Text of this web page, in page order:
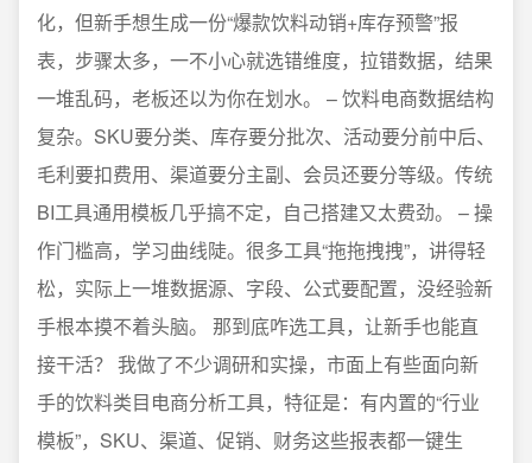
化，但新手想生成一份“爆款饮料动销+库存预警”报
表，步骤太多，一不小心就选错维度，拉错数据，结果
一堆乱码，老板还以为你在划水。 – 饮料电商数据结构
复杂。SKU要分类、库存要分批次、活动要分前中后、
毛利要扣费用、渠道要分主副、会员还要分等级。传统
BI工具通用模板几乎搞不定，自己搭建又太费劲。 – 操
作门槛高，学习曲线陡。很多工具“拖拖拽拽”，讲得轻
松，实际上一堆数据源、字段、公式要配置，没经验新
手根本摸不着头脑。 那到底咋选工具，让新手也能直
接干活？ 我做了不少调研和实操，市面上有些面向新
手的饮料类目电商分析工具，特征是：有内置的“行业
模板”，SKU、渠道、促销、财务这些报表都一键生